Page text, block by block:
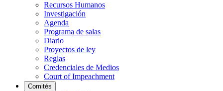
Recursos Humanos
Investigación
Agenda
Programa de salas
Diario
Proyectos de ley
Reglas
Credenciales de Medios
Court of Impeachment
Comités